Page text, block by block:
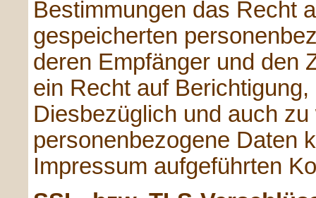
Bestimmungen das Recht
gespeicherten
deren Empfänger und den
ein Recht auf
Diesbezüglich und auch
personenbezogene Daten
Impressum aufgeführten